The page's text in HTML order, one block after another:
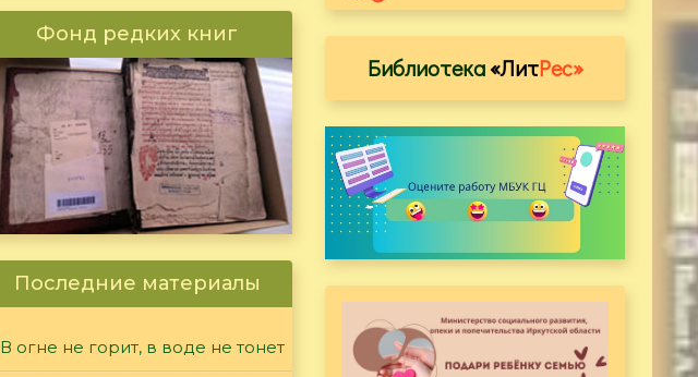
Фонд редких книг
Последние материалы
В огне не горит, в воде не тонет
Библиотека«ЛитРес»